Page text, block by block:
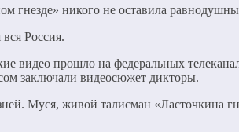
Россия.
видео прошло на федеральных
заключали видеосюжет дикторы.
Муся, живой талисман «Ласточкина